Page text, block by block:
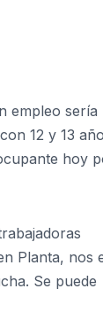
empleo sería
12 y 13
hoy
Planta, nos
Se puede